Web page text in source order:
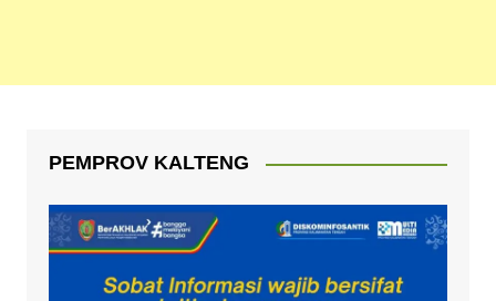
PEMPROV KALTENG